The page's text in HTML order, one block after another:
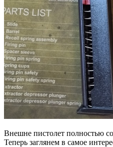
Внешне пистолет полностью
Теперь заглянем в самое